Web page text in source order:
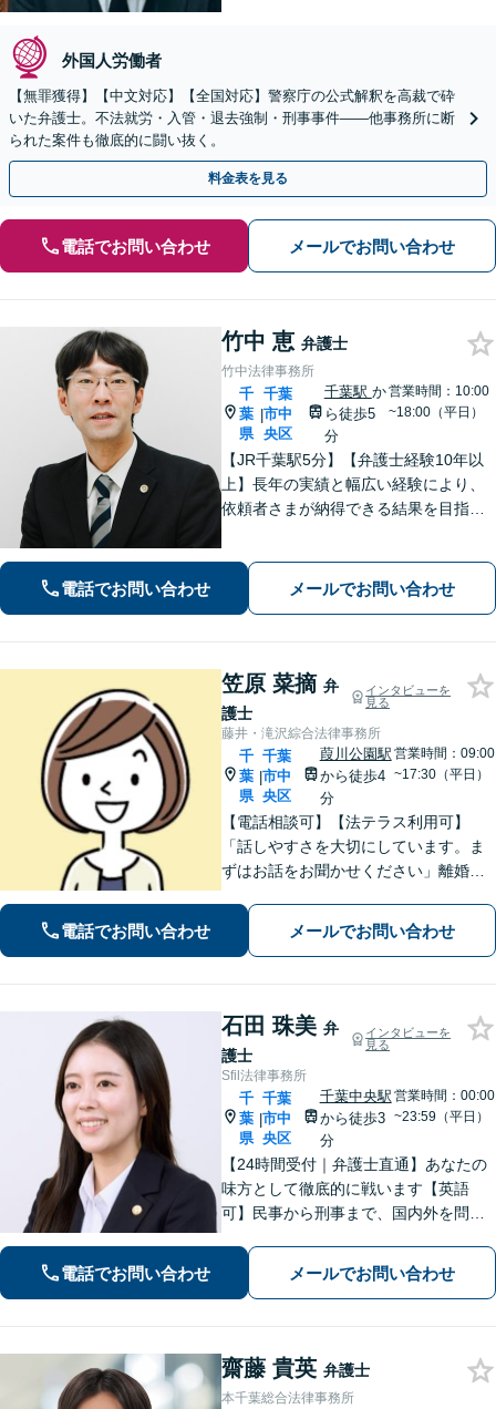
外国人労働者
【無罪獲得】【中文対応】【全国対応】警察庁の公式解釈を高裁で砕
いた弁護士。不法就労・入管・退去強制・刑事事件——他事務所に断
られた案件も徹底的に闘い抜く。
料金表を見る
電話でお問い合わせ メールでお問い合わせ
竹中 恵 弁護士
竹中法律事務所
千
葉
県
|
千葉
市中
央区
千葉駅 か
ら徒歩5
分
営業時間：10:00
~18:00（平日）
【JR千葉駅5分】【弁護士経験10年以
上】長年の実績と幅広い経験により、
依頼者さまが納得できる結果を目指し
い】オーナーの方からの案件を解決し
た実績多数【初回相談無料】
電話でお問い合わせ メールでお問い合わせ
笠原 菜摘 弁
護士
インタビューを
見る
藤井・滝沢綜合法律事務所
千
葉
県
|
千葉
市中
央区
葭川公園駅
から徒歩4
分
営業時間：09:00
~17:30（平日）
【電話相談可】【法テラス利用可】
「話しやすさを大切にしています。ま
ずはお話をお聞かせください」離婚男
件／相続紛争など、幅広いご相談に対
応が可能です。【夜間・休日面談可】
電話でお問い合わせ メールでお問い合わせ
石田 珠美 弁
護士
インタビューを
見る
Sfil法律事務所
千
葉
県
|
千葉
市中
央区
千葉中央駅
から徒歩3
分
営業時間：00:00
~23:59（平日）
【24時間受付｜弁護士直通】あなたの
味方として徹底的に戦います【英語
可】民事から刑事まで、国内外を問わ
タル証拠・資産対応】ソーシャルワー
カー兼司法書士と連携【法テラス・WE
電話でお問い合わせ メールでお問い合わせ
齋藤 貴英 弁護士
本千葉総合法律事務所